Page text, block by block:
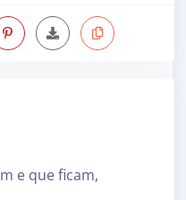
e que ficam,